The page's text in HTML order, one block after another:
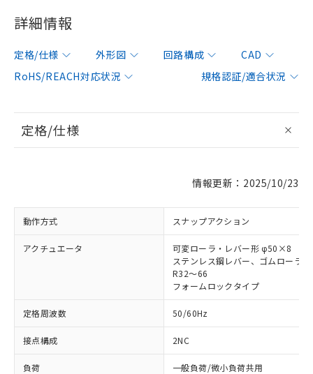
詳細情報
定格/仕様 外形図 回路構成
CAD
RoHS/REACH対応状況
規格認証/適合状況
定格/仕様
情報更新：2025/10/23
動作方式 スナップアクション
アクチュエータ
可変ローラ・レバー形 φ50×8
ステンレス鋼レバー、ゴムローラ
R32～66
フォームロックタイプ
定格周波数 50/60Hz
接点構成 2NC
負荷 一般負荷/微小負荷共用